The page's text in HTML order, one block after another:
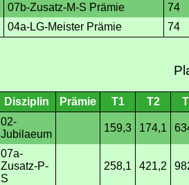
07b-Zusatz-M-S Prämie
74
04a-LG-Meister Prämie 74
Disziplin Prämie T1 T2
02-
Jubilaeum
159,3 174,1
07a-
Zusatz-P-
S
258,1 421,2